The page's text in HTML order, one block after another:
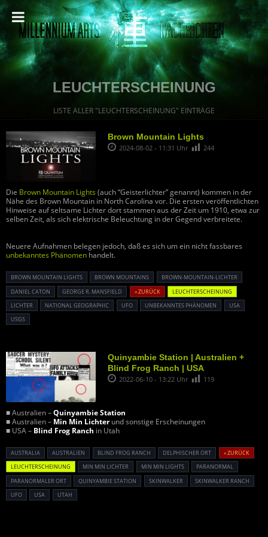
LEUCHTERSCHEINUNG
LISTE ALLER "LEUCHTERSCHEINUNG" EINTRÄGE
Brown Mountain Lights
2024-08-02 - 11:31 Uhr 244
Die Brown Mountain Lights (auch “Geisterlichter” genannt) kommen in der
Nähe des Brown Mountain in North Carolina vor. Die ersten veröffentlichten
Hinweise auf seltsame Lichter dort stammen aus der Zeit um 1910, etwa zur
selben Zeit, als sich elektrische Beleuchtung in der Gegend verbreitete.
Neuere Aufnahmen belegen jedoch, daß es sich um ein nicht fassbares
unbekanntes Phänomen handelt.
BROWN MOUNTAIN LIGHTS BROWN MOUNTAINS
BROWN-MOUNTAIN-LICHTER
DANIEL CATON
GEORGE R. MANSFIELD « ZURÜCK
LEUCHTERSCHEINUNG
LICHTER
NATIONAL GEOGRAPHIC UFO UNBEKANNTES PHÄNOMEN
USA
USGS
Quinyambie Station | Australien +
Blind Frog Ranch | USA
2022-06-10 - 13:22 Uhr 119
■ Australien –Quinyambie Station
■ Australien – Min Min Lichterund sonstige Erscheinungen
■ USA – Blind Frog Ranch in Utah
AUSTRALIA AUSTRALIEN BLIND FROG RANCH DELPHISCHER ORT
« ZURÜCK
LEUCHTERSCHEINUNG
MIN MIN LICHTER MIN MIN LIGHTS
PARANORMAL
PARANORMALER ORT
QUINYAMBIE STATION SKINWALKER
SKINWALKER RANCH
UFO
USA UTAH